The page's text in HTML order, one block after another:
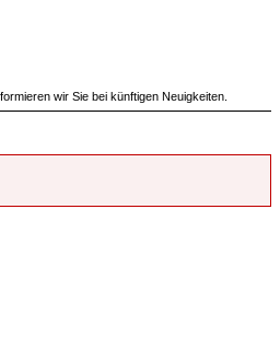
wir Sie bei künftigen Neuigkeiten.